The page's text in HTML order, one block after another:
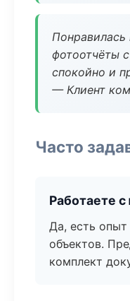
Понравилась
фотоотчёты
спокойно и
— Клиент
Часто
Работаете
Да, есть
объектов.
комплект